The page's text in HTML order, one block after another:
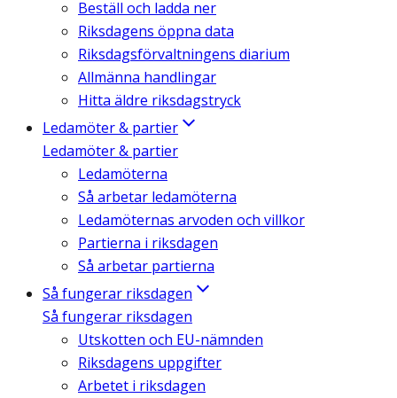
Beställ och ladda ner
Riksdagens öppna data
Riksdagsförvaltningens diarium
Allmänna handlingar
Hitta äldre riksdagstryck
Ledamöter & partier
Ledamöter & partier
Ledamöterna
Så arbetar ledamöterna
Ledamöternas arvoden och villkor
Partierna i riksdagen
Så arbetar partierna
Så fungerar riksdagen
Så fungerar riksdagen
Utskotten och EU-nämnden
Riksdagens uppgifter
Arbetet i riksdagen